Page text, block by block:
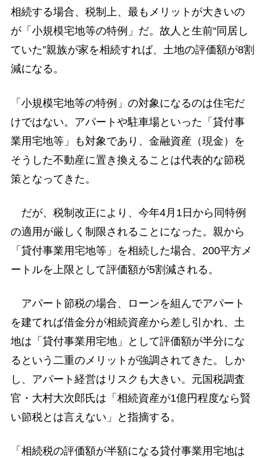
相続する場合、税制上、最もメリットが大きいの
が「小規模宅地等の特例」だ。故人と生前“同居し
ていた”親族が家を相続すれば、土地の評価額が8割
減になる。
「小規模宅地等の特例」の対象になるのは住宅だ
けではない。アパートや駐車場といった「貸付事
業用宅地等」も対象であり、金融資産（現金）を
そうした不動産に置き換えることは代表的な節税
策となってきた。
だが、税制改正により、今年4月1日から同特例
の適用が厳しく制限されることになった。親から
「貸付事業用宅地等」を相続した場合、200平方メ
ートルを上限として評価額が5割減される。
アパート節税の場合、ローンを組んでアパート
を建てれば借金分が相続資産から差し引かれ、土
地は「貸付事業用宅地」として評価額が半分にな
るという二重のメリットが強調されてきた。しか
し、アパート経営はリスクも大きい。元国税調査
官・大村大次郎氏は「相続資産が1億円程度なら賢
い節税とは言えない」と指摘する。
「相続税の評価額が半額になる貸付事業用宅地は